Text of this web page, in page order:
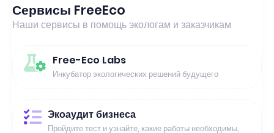
Сервисы FreeEco
Наши сервисы в помощь экологам и заказчикам
Free-Eco Labs
Инкубатор экологических решений будущего
Экоаудит бизнеса
Пройдите тест и узнайте, какие работы необходимы,